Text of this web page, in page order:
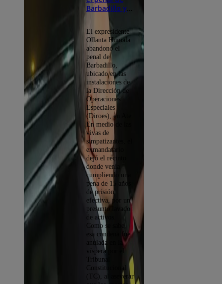
Barbadillo y
se emocionó
al recordar a
su familia |
VIDEO
El expresidente
Ollanta Humala
abandonó el
penal de
Barbadillo,
ubicado en las
instalaciones de
la Dirección de
Operaciones
Especiales
(Diroes), en Ate.
En medio de las
vivas de
simpatizantes, el
exmandatario
dejó el recinto
donde venía
cumpliendo una
pena de 15 años
de prisión
efectiva, por un
presunto lavado
de activos.
Como se sabe,
esa condena fue
anulada en la
víspera por el
Tribunal
Constitucional
(TC), al aseverar